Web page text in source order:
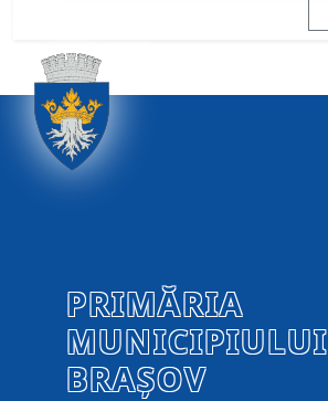
PRIMĂRIA
MUNICIPIULUI
BRAȘOV